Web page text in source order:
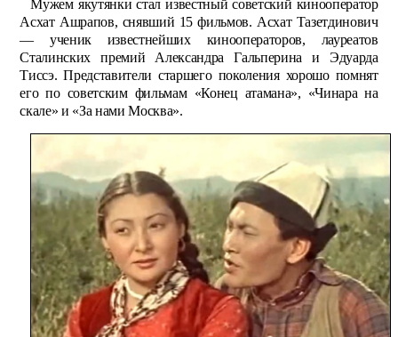
Мужем якутянки стал известный советский кинооператор
Асхат Ашрапов, снявший 15 фильмов. Асхат Тазетдинович
— ученик известнейших кинооператоров, лауреатов
Сталинских премий Александра Гальперина и Эдуарда
Тиссэ. Представители старшего поколения хорошо помнят
его по советским фильмам «Конец атамана», «Чинара на
скале» и «За нами Москва».